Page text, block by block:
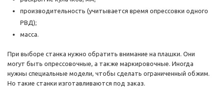
производительность (учитывается время опрессовки одного
РВД);
масса.
При выборе станка нужно обратить внимание на плашки. Они
могут быть опрессовочные, а также маркировочные. Иногда
нужны специальные модели, чтобы сделать ограниченный обжим.
Но такие станки изготавливаются под заказ.